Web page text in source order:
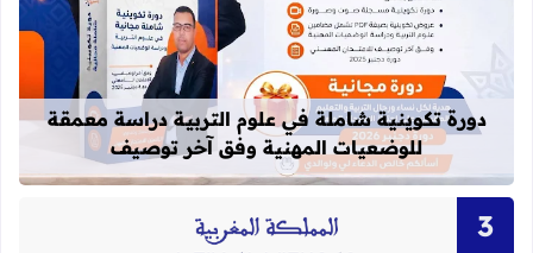
قراءة المزيد عن دورة تكوينية
دورة تكوينية شاملة في علوم التربية دراسة معمقة
للوضعيات المهنية وفق آخر توصيف